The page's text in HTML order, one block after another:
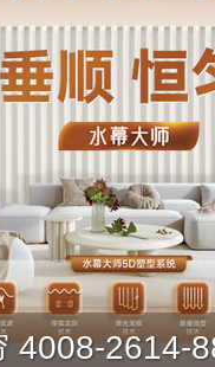
4008-2614-